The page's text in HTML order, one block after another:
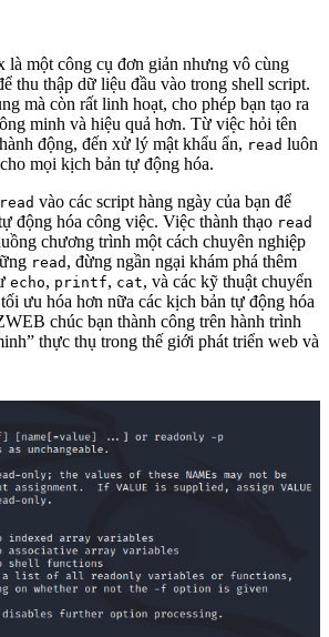
là một công cụ đơn giản nhưng vô cùng
thu thập dữ liệu đầu vào trong shell script.
mà còn rất linh hoạt, cho phép bạn tạo ra
minh và hiệu quả hơn. Từ việc hỏi tên
động, đến xử lý mật khẩu ẩn, read luôn
mọi kịch bản tự động hóa.
read vào các script hàng ngày của bạn để
động hóa công việc. Việc thành thạo read
chương trình một cách chuyên nghiệp
read , đừng ngần ngại khám phá thêm
echo, printf, cat, và các kỹ thuật chuyển
ưu hóa hơn nữa các kịch bản tự động hóa
chúc bạn thành công trên hành trình
thực thụ trong thế giới phát triển web và